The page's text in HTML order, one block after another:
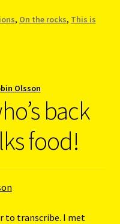
, On the rocks, This is
Olsson
back
food!
to transcribe. I met